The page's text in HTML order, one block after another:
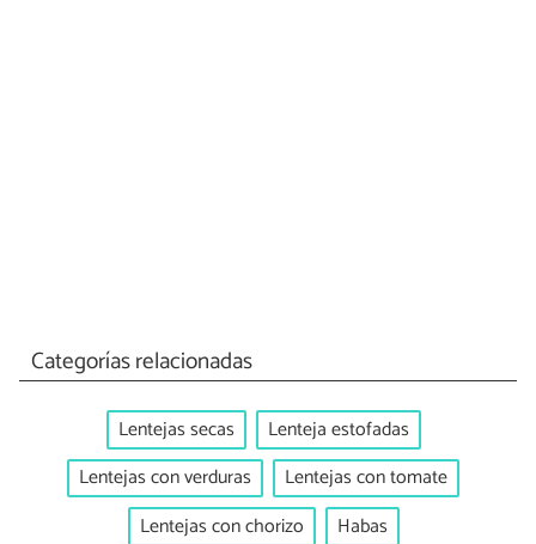
Categorías relacionadas
Lentejas secas
Lenteja estofadas
Lentejas con verduras
Lentejas con tomate
Lentejas con chorizo
Habas